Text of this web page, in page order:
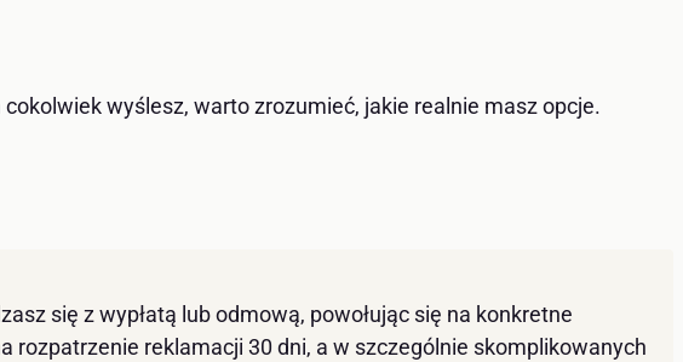
wyślesz, warto zrozumieć, jakie realnie masz opcje.
się z wypłatą lub odmową, powołując się na konkretne
rozpatrzenie reklamacji 30 dni, a w szczególnie skomplikowanych